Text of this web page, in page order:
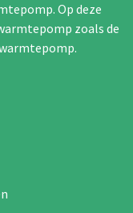
Op deze
zoals de